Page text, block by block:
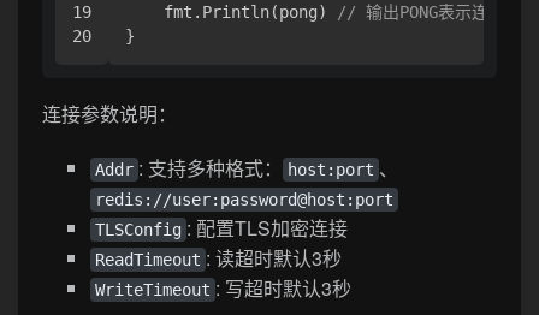
19
    fmt.Println(pong)
// 输出PONG表示连接成功
连接参数说明：
Addr : 支持多种格式： host:port 、
redis://user:password@host:port
TLSConfig : 配置TLS加密连接
ReadTimeout : 读超时默认3秒
WriteTimeout : 写超时默认3秒